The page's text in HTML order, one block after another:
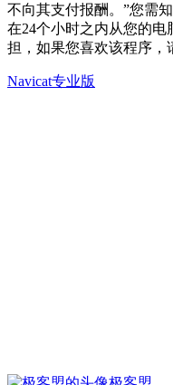
不向其支付报酬。”您需
在24个小时之内从您的
担，如果您喜欢该程序，
Navicat专业版